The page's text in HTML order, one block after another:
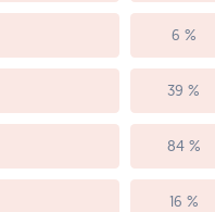
6 %
39 %
84 %
16 %